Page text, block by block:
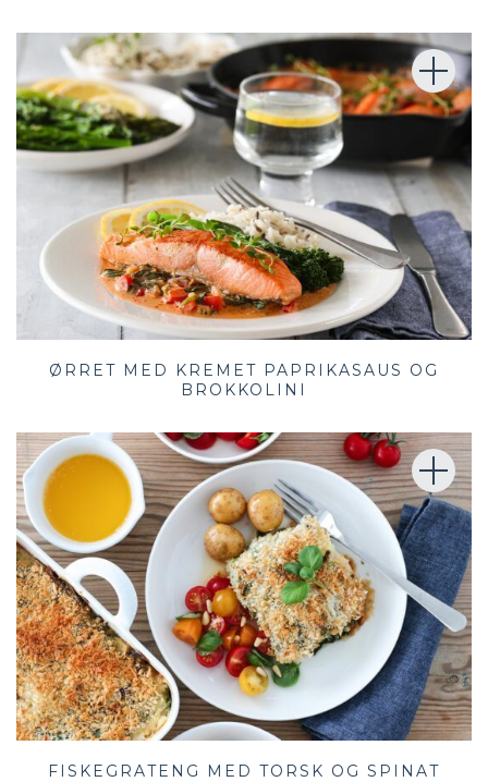
ØRRET MED KREMET PAPRIKASAUS OG
BROKKOLINI
FISKEGRATENG MED TORSK OG SPINAT